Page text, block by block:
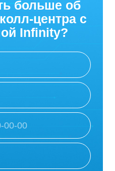
больше об
центра с
Infinity?